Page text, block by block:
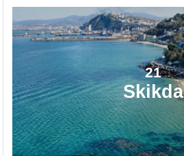
21
Skikda